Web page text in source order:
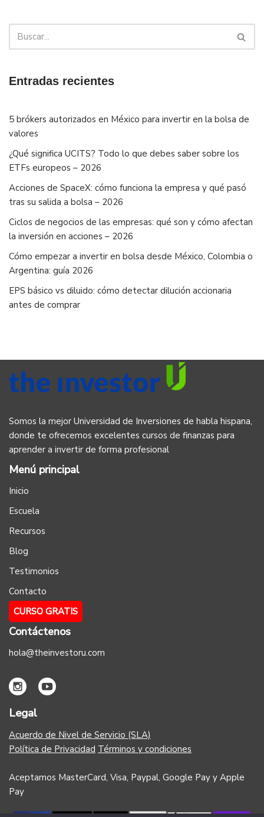
Entradas recientes
5 brókers autorizados en México para invertir en la bolsa de
valores
¿Qué significa UCITS? Todo lo que debes saber sobre los
ETFs europeos – 2026
Acciones de SpaceX: cómo funciona la empresa y qué pasó
tras su salida a bolsa – 2026
Ciclos de negocios de las empresas: qué son y cómo afectan
la inversión en acciones – 2026
Cómo empezar a invertir en bolsa desde México, Colombia o
Argentina: guía 2026
EPS básico vs diluido: cómo detectar dilución accionaria
antes de comprar
Somos la mejor Universidad de Inversiones de habla hispana,
donde te ofrecemos excelentes cursos de finanzas para
aprender a invertir de forma profesional
Menú principal
Inicio
Escuela
Recursos
Blog
Testimonios
Contacto
CURSO GRATIS
Contáctenos
hola@theinvestoru.com
Legal
Acuerdo de Nivel de Servicio (SLA)
Política de Privacidad Términos y condiciones
Aceptamos MasterCard, Visa, Paypal, Google Pay y Apple
Pay